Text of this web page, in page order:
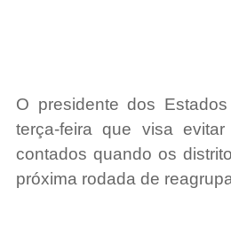
O presidente dos
terça-feira que visa
contados quando os
próxima rodada de